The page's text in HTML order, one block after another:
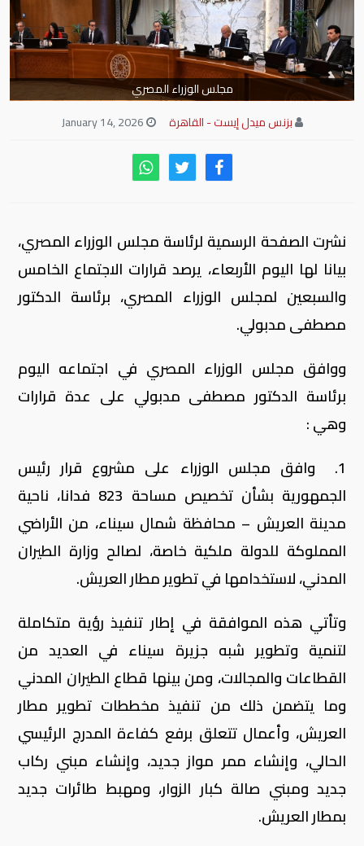
مجلس الوزراء المصري
بزنس ميدل إيست - القاهرة
نشرت الصفحة الرسمية لرئاسة مجلس الوزراء المصري،
بيانا لها اليوم الأربعاء، يرصد قرارات الاجتماع الخامس
والسبعين لمجلس الوزراء المصري، برئاسة الدكتور
مصطفى مدبولي.
ووافق مجلس الوزراء المصري في اجتماعه اليوم
برئاسة الدكتور مصطفى مدبولي على عدة قرارات
وهي :
1. وافق مجلس الوزراء على مشروع قرار رئيس
الجمهورية بشأن تخصيص مساحة 823 فدانا، ناحية
مدينة العريش – محافظة شمال سيناء، من الأراضي
المملوكة للدولة ملكية خاصة، لصالح وزارة الطيران
المدني، لاستخدامها في تطوير مطار العريش.
وتأتي هذه الموافقة في إطار تنفيذ رؤية متكاملة
لتنمية وتطوير شبه جزيرة سيناء في العديد من
القطاعات والمجالات، ومن بينها قطاع الطيران المدني
وما يتضمن ذلك من تنفيذ مخططات تطوير مطار
العريش، وأعمال تتعلق برفع كفاءة المدرج الرئيسي
الحالي، وإنشاء ممر مواز جديد، وإنشاء مبني ركاب
جديد ومبني صالة كبار الزوار، ومهبط طائرات جديد
بمطار العريش.